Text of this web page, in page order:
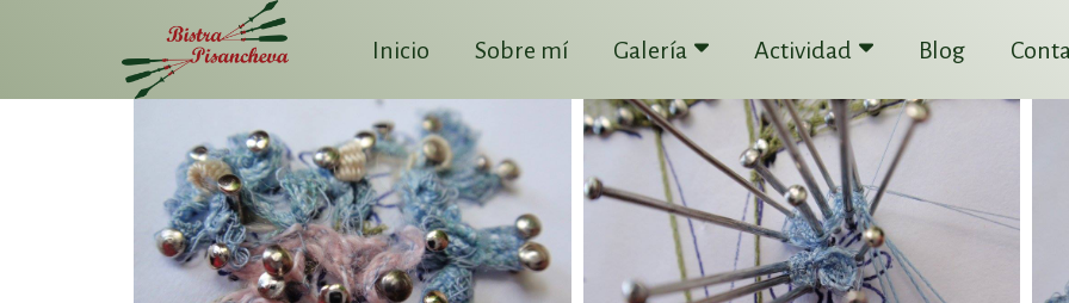
Inicio Sobre mí Galería Actividad Blog